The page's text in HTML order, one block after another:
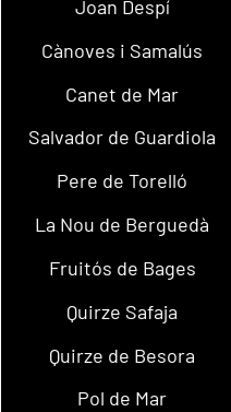
Joan Despí
Cànoves i Samalús
Canet de Mar
Salvador de Guardiola
Pere de Torelló
La Nou de Berguedà
Fruitós de Bages
Quirze Safaja
Quirze de Besora
Pol de Mar